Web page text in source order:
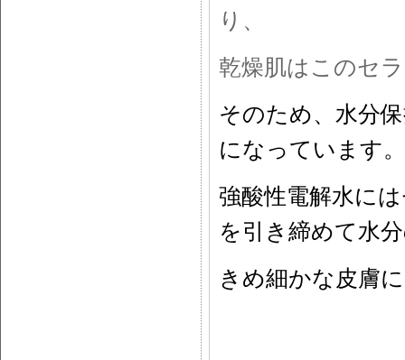
り、
乾燥肌はこのセ
そのため、水分
になっています。
強酸性電解水に
を引き締めて水
きめ細かな皮膚